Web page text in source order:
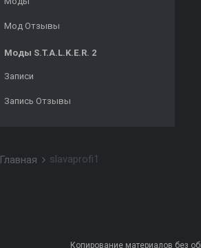
Мод Отзывы
Моды S.T.A.L.K.E.R. 2
Записи
Запись Отзывы
Главная slavaprofi1
Копирование материалов без